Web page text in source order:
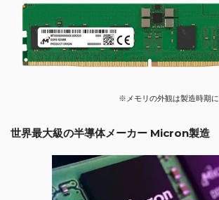
※メモリの外観は製造時期に
世界最大級の半導体メーカー Micron製造